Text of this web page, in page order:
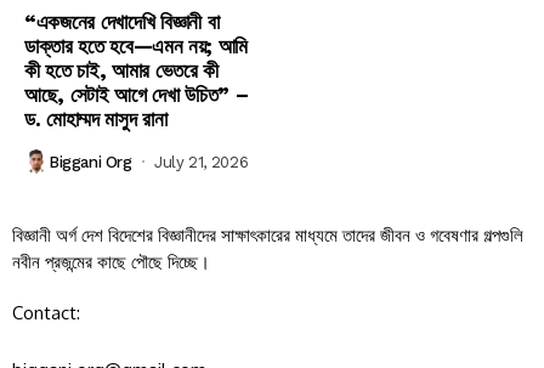
“একজনের দেখাদেখি বিজ্ঞানী বা
ডাক্তার হতে হবে—এমন নয়; আমি
কী হতে চাই, আমার ভেতরে কী
আছে, সেটাই আগে দেখা উচিত” –
ড. মোহাম্মদ মাসুদ রানা
Biggani Org July 21, 2026
বিজ্ঞানী অর্গ দেশ বিদেশের বিজ্ঞানীদের সাক্ষাৎকারের মাধ্যমে তাদের জীবন ও গবেষণার গল্পগুলি
নবীন প্রজন্মের কাছে পৌছে দিচ্ছে।
Contact: